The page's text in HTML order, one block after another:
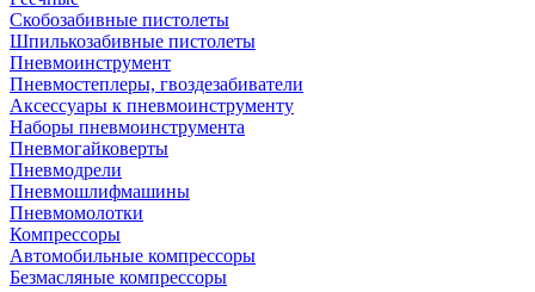
Скобозабивные пистолеты
Шпилькозабивные пистолеты
Пневмоинструмент
Пневмостеплеры, гвоздезабиватели
Аксессуары к пневмоинструменту
Наборы пневмоинструмента
Пневмогайковерты
Пневмодрели
Пневмошлифмашины
Пневмомолотки
Компрессоры
Автомобильные компрессоры
Безмасляные компрессоры